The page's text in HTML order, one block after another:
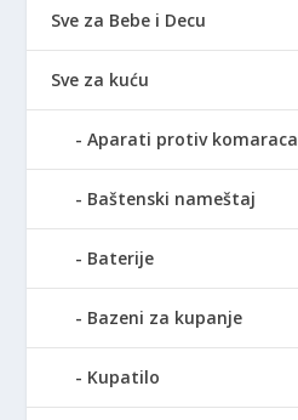
Sve za Bebe i Decu
Sve za kuću
Aparati protiv komaraca
Baštenski nameštaj
Baterije
Bazeni za kupanje
Kupatilo